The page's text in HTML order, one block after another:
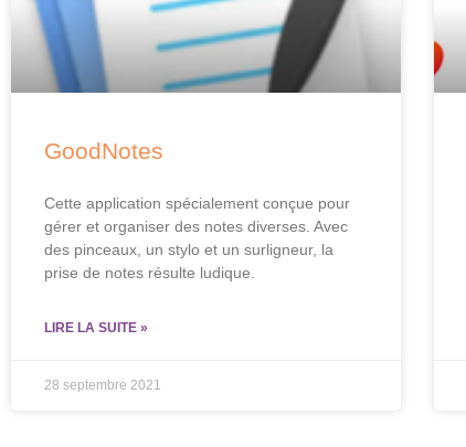
GoodNotes
Cette application spécialement conçue pour
gérer et organiser des notes diverses. Avec
des pinceaux, un stylo et un surligneur, la
prise de notes résulte ludique.
LIRE LA SUITE »
28 septembre 2021